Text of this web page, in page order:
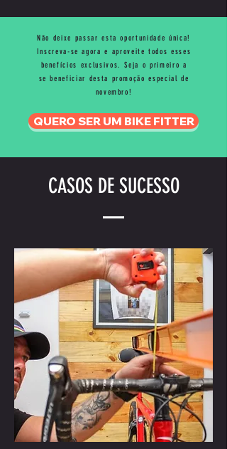
Não deixe passar esta oportunidade única!
Inscreva-se agora e aproveite todos esses
benefícios exclusivos. Seja o primeiro a
se beneficiar desta promoção especial de
novembro!
QUERO SER UM BIKE FITTER
CASOS DE SUCESSO